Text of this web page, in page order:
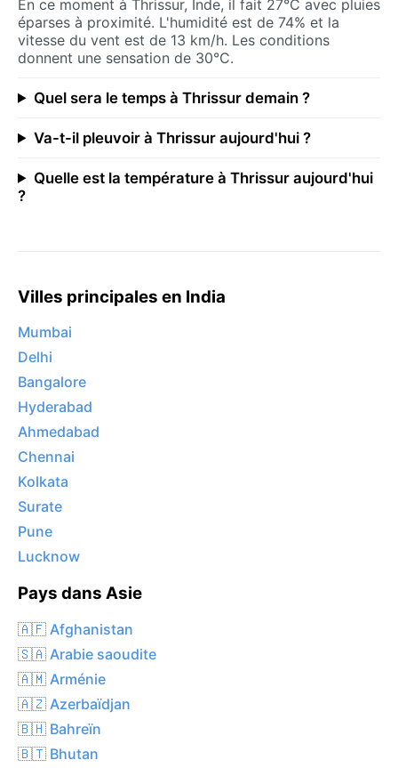
En ce moment à Thrissur, Inde, il fait 27°C avec pluies
éparses à proximité. L'humidité est de 74% et la
vitesse du vent est de 13 km/h. Les conditions
donnent une sensation de 30°C.
Quel sera le temps à Thrissur demain ?
Va-t-il pleuvoir à Thrissur aujourd'hui ?
Quelle est la température à Thrissur aujourd'hui
?
Villes principales en India
Mumbai
Delhi
Bangalore
Hyderabad
Ahmedabad
Chennai
Kolkata
Surate
Pune
Lucknow
Pays dans Asie
🇦🇫 Afghanistan
🇸🇦 Arabie saoudite
🇦🇲 Arménie
🇦🇿 Azerbaïdjan
🇧🇭 Bahreïn
🇧🇹 Bhutan